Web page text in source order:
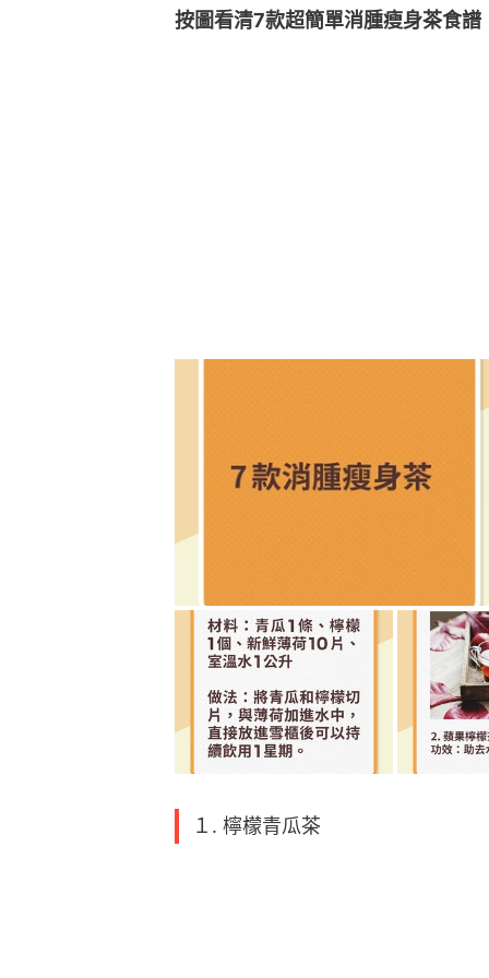
按圖看清7款超簡單消腫瘦身茶食譜
１. 檸檬青瓜茶